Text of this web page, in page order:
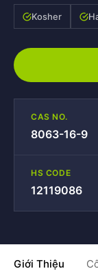
Kosher
CAS NO.
8063-16-9
HS CODE
12119086
Giới Thiệu